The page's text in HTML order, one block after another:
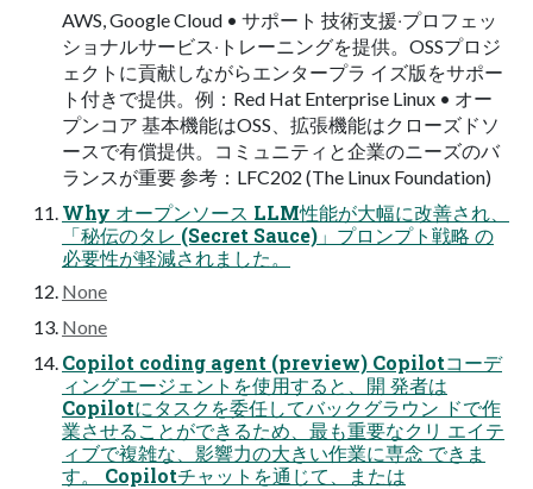
AWS, Google Cloud • サポート 技術⽀援‧プロフェッ
ショナルサービス‧トレーニングを提供。OSSプロジ
ェクトに貢献しながらエンタープラ イズ版をサポー
ト付きで提供。例：Red Hat Enterprise Linux • オー
プンコア 基本機能はOSS、拡張機能はクローズドソ
ースで有償提供。コミュニティと企業のニーズのバ
ランスが重要 参考：LFC202 (The Linux Foundation)
Why オープンソース LLM性能が大幅に改善され、
「秘伝のタレ (Secret Sauce)」プロンプト戦略 の
必要性が軽減されました。
None
None
Copilot coding agent (preview) Copilotコーデ
ィングエージェントを使用すると、開 発者は
Copilotにタスクを委任してバックグラウン ドで作
業させることができるため、最も重要なクリ エイテ
ィブで複雑な、影響力の大きい作業に専念 できま
す。 Copilotチャットを通じて、または